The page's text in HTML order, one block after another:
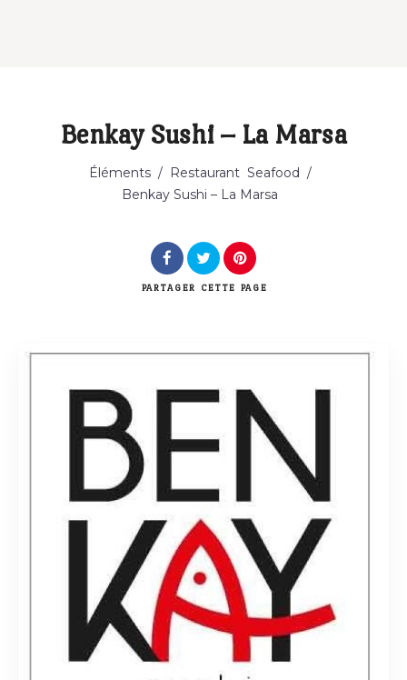
Catégorie
Benkay Sushi – La Marsa
Éléments / Restaurant Seafood /
Benkay Sushi – La Marsa
PARTAGER CETTE PAGE